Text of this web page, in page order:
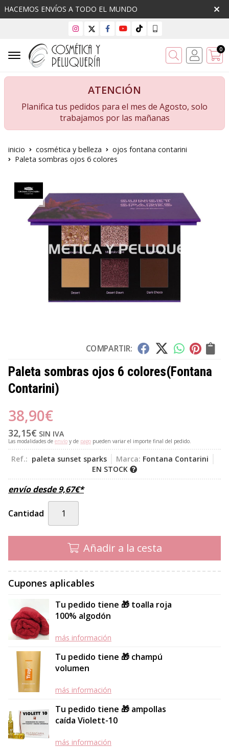
HACEMOS ENVÍOS A TODO EL MUNDO
Buscar 0
ATENCIÓN
Planifica tus pedidos para el mes de Agosto, solo
trabajamos por las mañanas
inicio cosmética y belleza
ojos fontana contarini
Paleta sombras ojos 6 colores
COMPARTIR:
Paleta sombras ojos 6 colores(Fontana
Contarini)
38,90€
32,15€ SIN IVA
Las modalidades de envío y de pago pueden variar el importe final del pedido.
Ref.: paleta sunset sparks Marca: Fontana Contarini
EN STOCK
envío desde9,67€*
Cantidad
Añadir a la cesta
Cupones aplicables
Tu pedido tiene 🎁 toalla roja
100% algodón
más información
Tu pedido tiene 🎁 champú
volumen
más información
Tu pedido tiene 🎁 ampollas
caída Violett-10
más información